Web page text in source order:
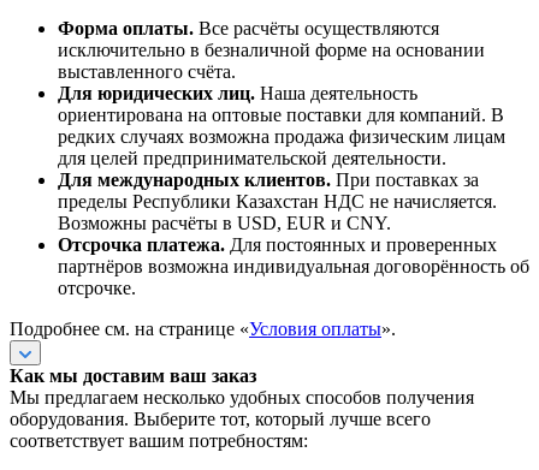
Форма оплаты. Все расчёты осуществляются
исключительно в безналичной форме на основании
выставленного счёта.
Для юридических лиц. Наша деятельность
ориентирована на оптовые поставки для компаний. В
редких случаях возможна продажа физическим лицам
для целей предпринимательской деятельности.
Для международных клиентов. При поставках за
пределы Республики Казахстан НДС не начисляется.
Возможны расчёты в USD, EUR и CNY.
Отсрочка платежа. Для постоянных и проверенных
партнёров возможна индивидуальная договорённость об
отсрочке.
Подробнее см. на странице «Условия оплаты».
Как мы доставим ваш заказ
Мы предлагаем несколько удобных способов получения
оборудования. Выберите тот, который лучше всего
соответствует вашим потребностям: